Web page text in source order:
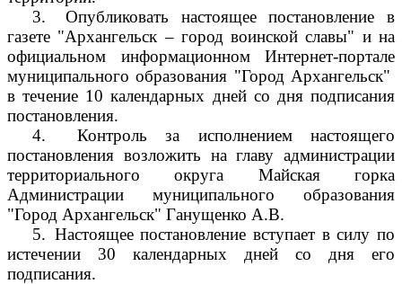
3.
Опубликовать настоящее постановление в
газете "Архангельск – город воинской славы" и на
официальном информационном Интернет-портале
муниципального образования "Город Архангельск"
в течение 10 календарных дней со дня подписания
постановления.
4.
Контроль за исполнением настоящего
постановления возложить на главу администрации
территориального округа Майская горка
Администрации муниципального образования
"Город Архангельск" Ганущенко А.В.
5. Настоящее постановление вступает в силу по
истечении 30 календарных дней со дня его
подписания.